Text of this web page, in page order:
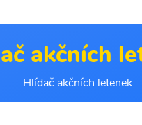
akčních
Hlídač akčních letenek